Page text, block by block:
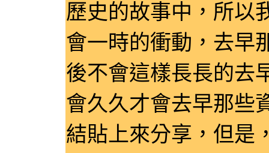
歷史的故事中，所以
會一時的衝動，去早
後不會這樣長長的去
會久久才會去早那些
結貼上來分享，但是